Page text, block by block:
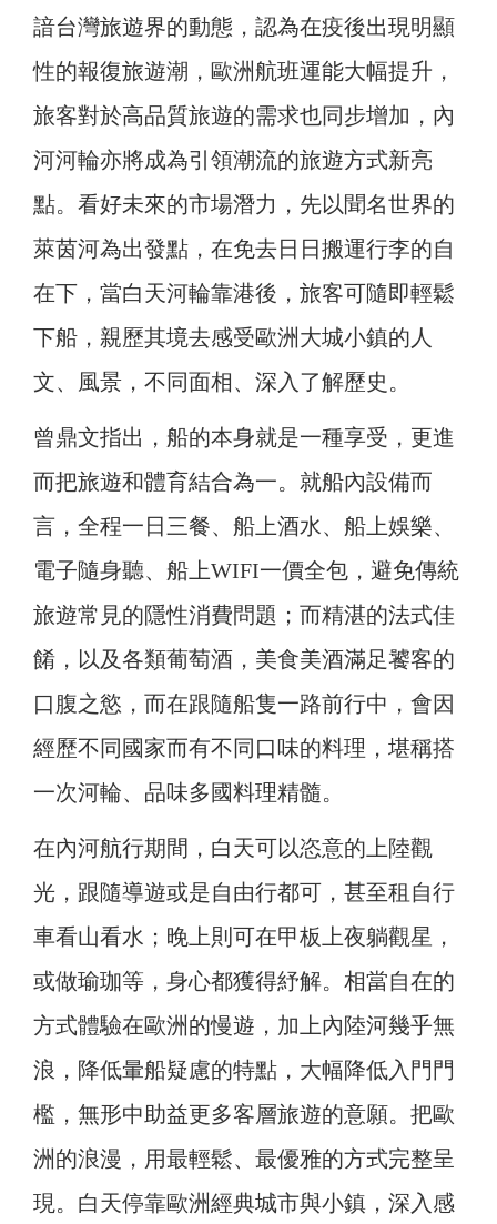
諳台灣旅遊界的動態，認為在疫後出現明顯
性的報復旅遊潮，歐洲航班運能大幅提升，
旅客對於高品質旅遊的需求也同步增加，內
河河輪亦將成為引領潮流的旅遊方式新亮
點。看好未來的市場潛力，先以聞名世界的
萊茵河為出發點，在免去日日搬運行李的自
在下，當白天河輪靠港後，旅客可隨即輕鬆
下船，親歷其境去感受歐洲大城小鎮的人
文、風景，不同面相、深入了解歷史。
曾鼎文指出，船的本身就是一種享受，更進
而把旅遊和體育結合為一。就船內設備而
言，全程一日三餐、船上酒水、船上娛樂、
電子隨身聽、船上WIFI一價全包，避免傳統
旅遊常見的隱性消費問題；而精湛的法式佳
餚，以及各類葡萄酒，美食美酒滿足饕客的
口腹之慾，而在跟隨船隻一路前行中，會因
經歷不同國家而有不同口味的料理，堪稱搭
一次河輪、品味多國料理精髓。
在內河航行期間，白天可以恣意的上陸觀
光，跟隨導遊或是自由行都可，甚至租自行
車看山看水；晚上則可在甲板上夜躺觀星，
或做瑜珈等，身心都獲得紓解。相當自在的
方式體驗在歐洲的慢遊，加上內陸河幾乎無
浪，降低暈船疑慮的特點，大幅降低入門門
檻，無形中助益更多客層旅遊的意願。把歐
洲的浪漫，用最輕鬆、最優雅的方式完整呈
現。白天停靠歐洲經典城市與小鎮，深入感